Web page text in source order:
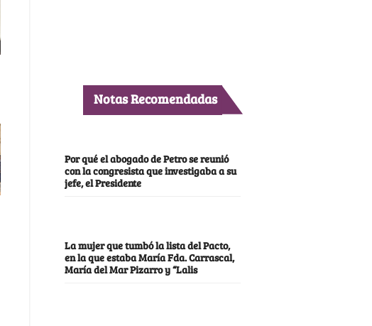
Notas Recomendadas
Por qué el abogado de Petro se reunió
con la congresista que investigaba a su
jefe, el Presidente
La mujer que tumbó la lista del Pacto,
en la que estaba María Fda. Carrascal,
María del Mar Pizarro y “Lalis